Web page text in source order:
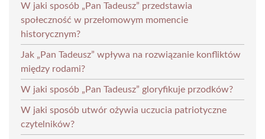
W jaki sposób „Pan Tadeusz” przedstawia
społeczność w przełomowym momencie
historycznym?
Jak „Pan Tadeusz” wpływa na rozwiązanie konfliktów
między rodami?
W jaki sposób „Pan Tadeusz” gloryfikuje przodków?
W jaki sposób utwór ożywia uczucia patriotyczne
czytelników?